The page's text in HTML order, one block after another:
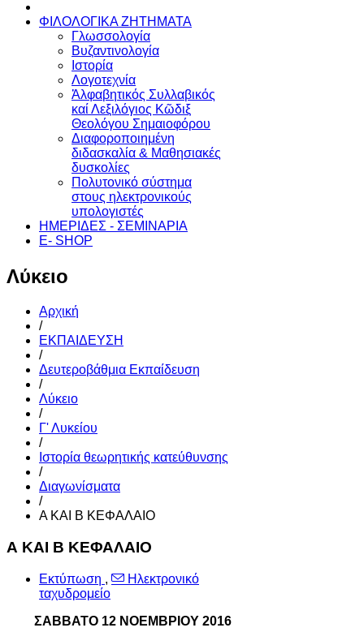
ΦΙΛΟΛΟΓΙΚΑ ΖΗΤΗΜΑΤΑ
Γλωσσολογία
Βυζαντινολογία
Ιστορία
Λογοτεχνία
Ἀλφαβητικός Συλλαβικός
καί Λεξιλόγιος Κῶδιξ
Θεολόγου Σημαιοφόρου
Διαφοροποιημένη
διδασκαλία & Μαθησιακές
δυσκολίες
Πολυτονικό σύστημα
στους ηλεκτρονικούς
υπολογιστές
ΗΜΕΡΙΔΕΣ - ΣΕΜΙΝΑΡΙΑ
E- SHOP
Λύκειο
Αρχική
/
ΕΚΠΑΙΔΕΥΣΗ
/
Δευτεροβάθμια Εκπαίδευση
/
Λύκειο
/
Γ' Λυκείου
/
Ιστορία θεωρητικής κατεύθυνσης
/
Διαγωνίσματα
/
Α ΚΑΙ Β ΚΕΦΑΛΑΙΟ
Α ΚΑΙ Β ΚΕΦΑΛΑΙΟ
Εκτύπωση ,
Ηλεκτρονικό
ταχυδρομείο
ΣΑΒΒΑΤΟ 12 ΝΟΕΜΒΡΙΟΥ 2016